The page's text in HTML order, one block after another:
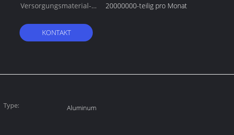
Versorgungsmaterial-
20000000-teilig pro Monat
KONTAKT
Type: Aluminum